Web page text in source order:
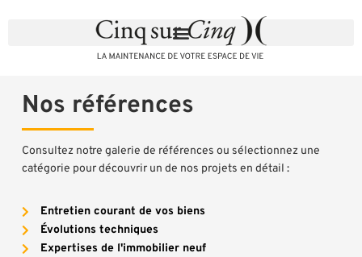
Nos références
Consultez notre galerie de références ou sélectionnez une
catégorie pour découvrir un de nos projets en détail :
Entretien courant de vos biens
Évolutions techniques
Expertises de l'immobilier neuf